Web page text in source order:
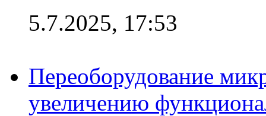
5.7.2025, 17:53
Переоборудование
увеличению